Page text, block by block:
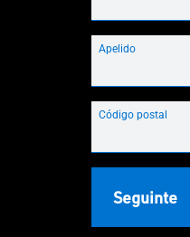
Apelido
Código postal
Seguinte